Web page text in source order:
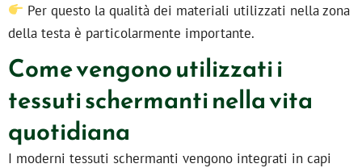
Per questo la qualità dei materiali utilizzati nella zona
della testa è particolarmente importante.
Come vengono utilizzati i
tessuti schermanti nella vita
quotidiana
I moderni tessuti schermanti vengono integrati in capi